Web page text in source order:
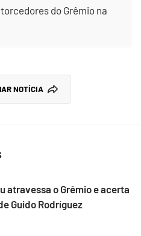
do Grêmio na
NOTÍCIA
atravessa o Grêmio e acerta
Guido Rodríguez